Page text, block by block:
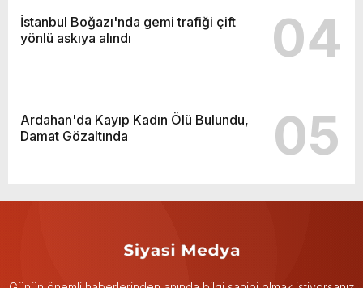
İstanbul Boğazı'nda gemi trafiği çift
yönlü askıya alındı
04
Ardahan'da Kayıp Kadın Ölü Bulundu,
Damat Gözaltında
05